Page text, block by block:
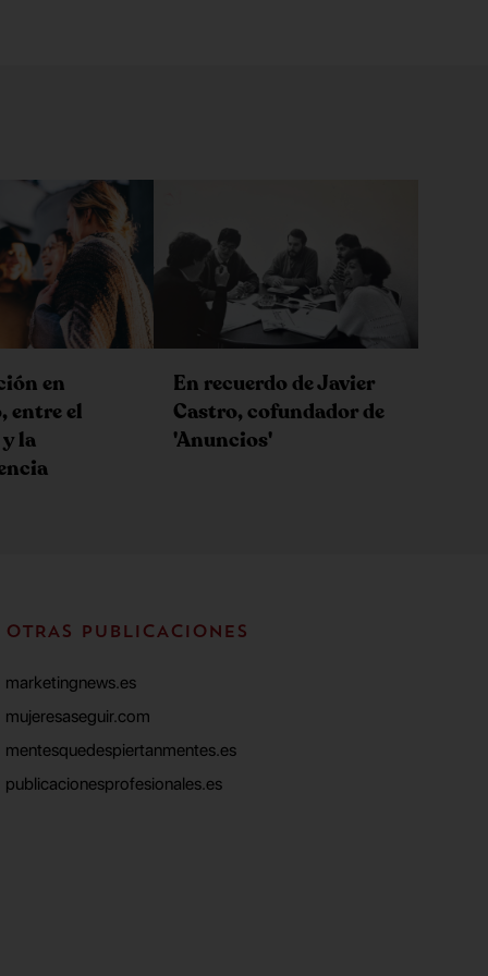
en
entre el
la
En recuerdo de Javier
Castro, cofundador de
'Anuncios'
OTRAS PUBLICACIONES
marketingnews.es
mujeresaseguir.com
mentesquedespiertanmentes.es
publicacionesprofesionales.es